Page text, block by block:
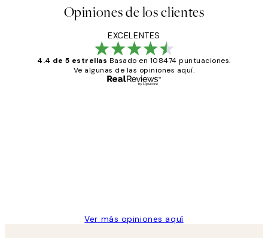
Opiniones de los clientes
EXCELENTES
4.4 de 5 estrellas Basado en 108474 puntuaciones.
Ve algunas de las opiniones aquí.
Ver más opiniones aquí